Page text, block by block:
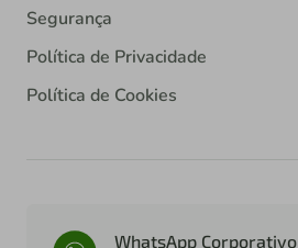
Segurança
Política de Privacidade
Política de Cookies
WhatsApp Corporativo